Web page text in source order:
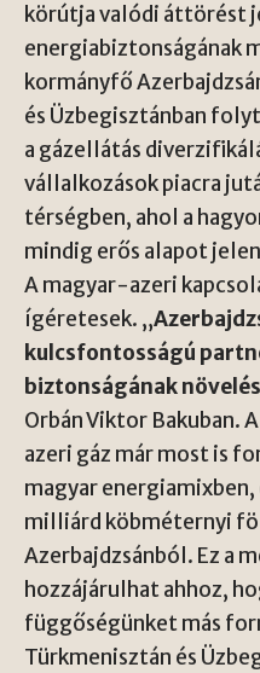
körútja valódi áttörést
energiabiztonságának
kormányfő
és Üzbegisztánban
a gázellátás
vállalkozások piacra
térségben, ahol a
mindig erős alapot
A magyar-azeri
ígéretesek. „
kulcsfontosságú
biztonságának
Orbán Viktor Bakuban.
azeri gáz már most is
magyar energiamixben,
milliárd köbméternyi
Azerbajdzsánból . Ez a
hozzájárulhat ahhoz,
függőségünket más
Türkmenisztán és